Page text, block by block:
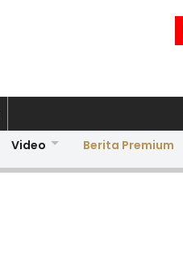
Video Berita Premium